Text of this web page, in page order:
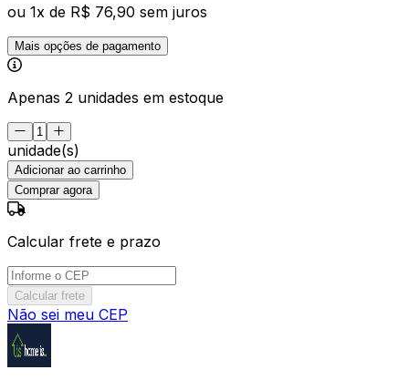
ou 1x de R$ 76,90 sem juros
Mais opções de pagamento
Apenas 2 unidades em estoque
unidade(s)
Adicionar ao carrinho
Comprar agora
Calcular frete e prazo
Calcular frete
Não sei meu CEP